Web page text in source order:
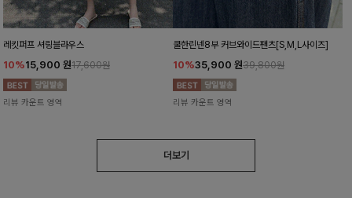
레킷퍼프 셔링블라우스
10%15,900 원17,600원
리뷰 카운트 영역
쿨한린넨8부 커브와이드팬츠[S,M,L사이즈]
10%35,900 원39,800원
리뷰 카운트 영역
더보기